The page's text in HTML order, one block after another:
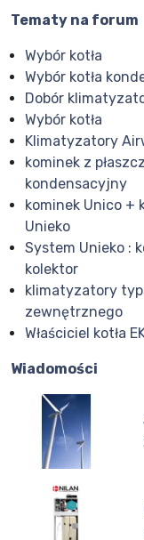
Tematy na forum
Wybór kotła
Wybór kotła
Dobór
Wybór kotła
Klimatyzatory
kominek z
kondensacyjny
kominek Unico +
Unieko
System Unieko :
kolektor
klimatyzatory
zewnętrznego
Właściciel kotła
Wiadomości